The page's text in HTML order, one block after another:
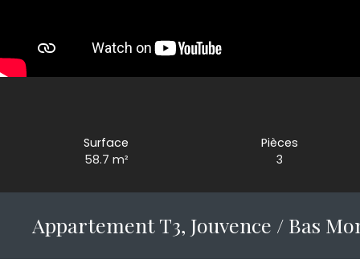
Surface
58.7 m²
Pièces
3
Appartement T3, Jouvence / Bas